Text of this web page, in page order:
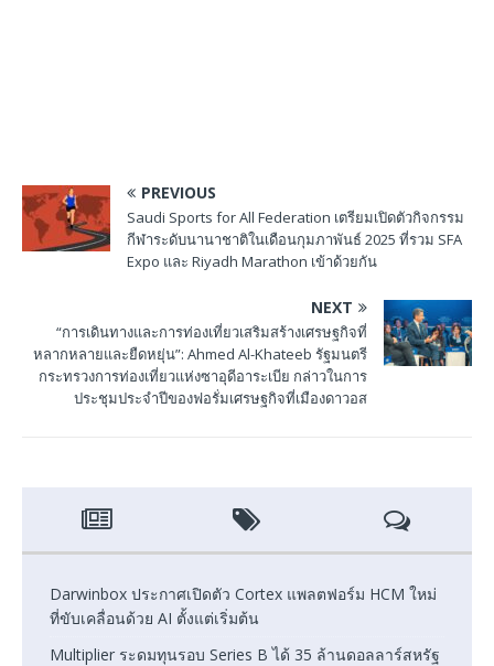
PREVIOUS
Saudi Sports for All Federation เตรียมเปิดตัวกิจกรรม
กีฬาระดับนานาชาติในเดือนกุมภาพันธ์ 2025 ที่รวม SFA
Expo และ Riyadh Marathon เข้าด้วยกัน
NEXT
“การเดินทางและการท่องเที่ยวเสริมสร้างเศรษฐกิจที่
หลากหลายและยืดหยุ่น”: Ahmed Al-Khateeb รัฐมนตรี
กระทรวงการท่องเที่ยวแห่งซาอุดีอาระเบีย กล่าวในการ
ประชุมประจำปีของฟอรั่มเศรษฐกิจที่เมืองดาวอส
Darwinbox ประกาศเปิดตัว Cortex แพลตฟอร์ม HCM ใหม่
ที่ขับเคลื่อนด้วย AI ตั้งแต่เริ่มต้น
Multiplier ระดมทุนรอบ Series B ได้ 35 ล้านดอลลาร์สหรัฐ